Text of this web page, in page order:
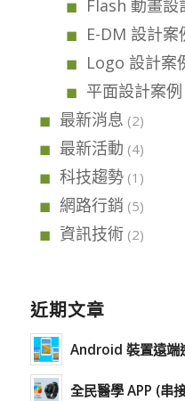
Flash 動畫設
E-DM 設計案
Logo 設計案
平面設計案例
最新消息 (2)
最新活動 (4)
科技趨勢(1)
網路行銷 (5)
資訊技術(2)
近期文章
Android 裝置遠端
全民醫學 APP (串